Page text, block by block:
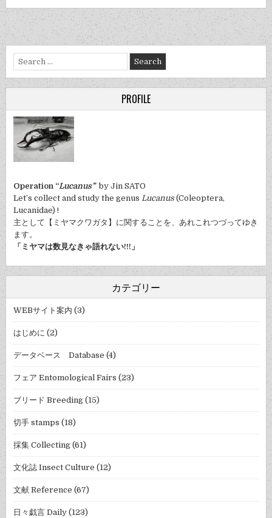
Search
for:
PROFILE
Operation “Lucanus” by Jin SATO
Let’s collect and study the genusLucanus (Coleoptera,
Lucanidae) !
主として【ミヤマクワガタ】に関することを、あれこれつづってゆき
ます。
「ミヤマは数見なきゃ語れない!!!」
カテゴリー
WEBサイト案内 (3)
はじめに (2)
データベース Database (4)
フェア Entomological Fairs (23)
ブリード Breeding (15)
切手 stamps (18)
採集 Collecting (61)
文化誌 Insect Culture (12)
文献 Reference (67)
日々戯言 Daily (123)